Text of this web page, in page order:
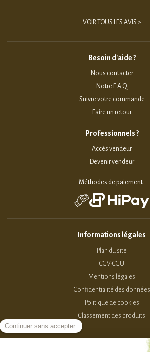
VOIR TOUS LES AVIS >
Besoin d'aide ?
Nous contacter
Notre F.A.Q
Suivre votre commande
Faire un retour
Professionnels ?
Accès vendeur
Devenir vendeur
Méthodes de paiement :
Informations légales
Plan du site
CGV-CGU
Mentions légales
Confidentialité des données
Politique de cookies
Classement des produits